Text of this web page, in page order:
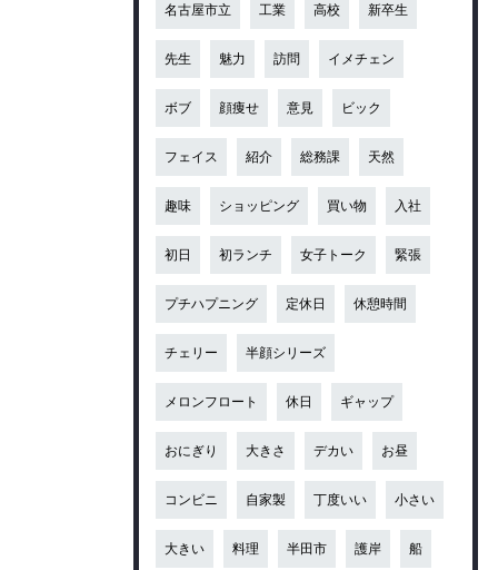
名古屋市立 工業 高校 新卒生
先生 魅力 訪問 イメチェン
ボブ 顔痩せ 意見 ビック
フェイス 紹介 総務課 天然
趣味 ショッピング 買い物 入社
初日 初ランチ 女子トーク 緊張
プチハプニング 定休日 休憩時間
チェリー 半顔シリーズ
メロンフロート 休日 ギャップ
おにぎり 大きさ デカい お昼
コンビニ 自家製 丁度いい 小さい
大きい 料理 半田市 護岸 船